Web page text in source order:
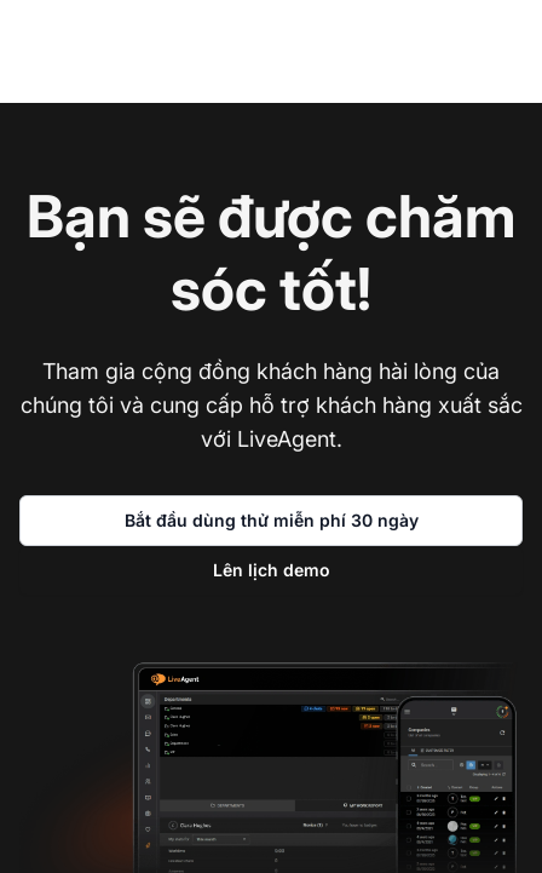
Bạn sẽ được chăm
sóc tốt!
Tham gia cộng đồng khách hàng hài lòng của
chúng tôi và cung cấp hỗ trợ khách hàng xuất sắc
với LiveAgent.
Bắt đầu dùng thử miễn phí 30 ngày
Lên lịch demo